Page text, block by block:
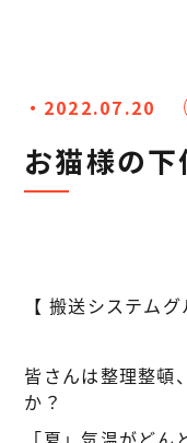
・2022.07.20
お猫様の下
【 搬送システム
皆さんは整理整頓
か？